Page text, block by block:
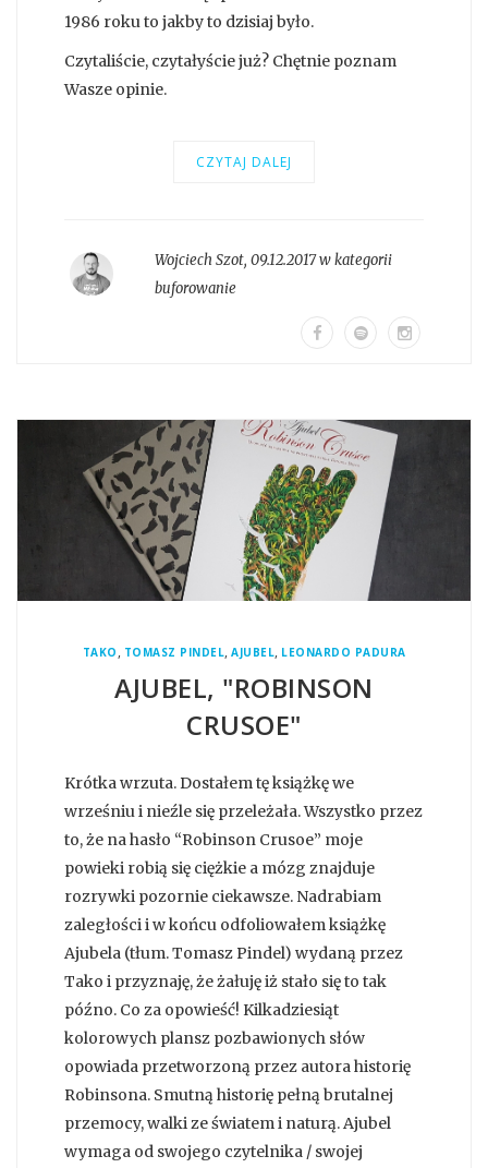
1986 roku to jakby to dzisiaj było.
Czytaliście, czytałyście już? Chętnie poznam
Wasze opinie.
CZYTAJ DALEJ
Wojciech Szot, 09.12.2017 w kategorii
buforowanie
TAKO , TOMASZ PINDEL, AJUBEL, LEONARDO PADURA
AJUBEL, "ROBINSON
CRUSOE"
Krótka wrzuta. Dostałem tę książkę we
wrześniu i nieźle się przeleżała. Wszystko przez
to, że na hasło “Robinson Crusoe” moje
powieki robią się ciężkie a mózg znajduje
rozrywki pozornie ciekawsze. Nadrabiam
zaległości i w końcu odfoliowałem książkę
Ajubela (tłum. Tomasz Pindel) wydaną przez
Tako i przyznaję, że żałuję iż stało się to tak
późno. Co za opowieść! Kilkadziesiąt
kolorowych plansz pozbawionych słów
opowiada przetworzoną przez autora historię
Robinsona. Smutną historię pełną brutalnej
przemocy, walki ze światem i naturą. Ajubel
wymaga od swojego czytelnika / swojej